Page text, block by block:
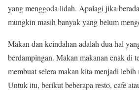
yang menggoda lidah. Apalagi jika
mungkin masih banyak yang belum
Makan dan keindahan adalah dua hal
berdampingan. Makan makanan enak di
membuat selera makan kita menjadi
Untuk itu, berikut beberapa resto, cafe